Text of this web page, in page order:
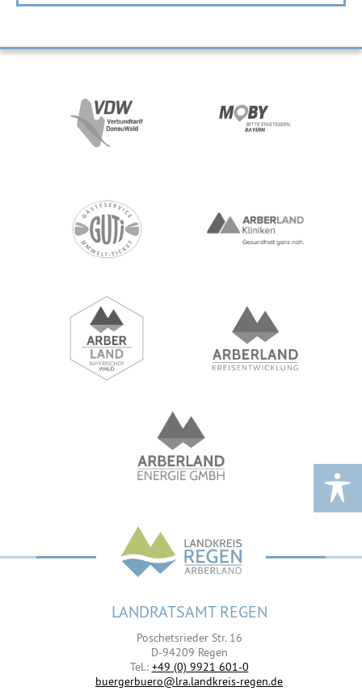
LANDRATSAMT REGEN
Poschetsrieder Str. 16
D-94209 Regen
Tel.: +49 (0) 9921 601-0
buergerbuero@lra.landkreis-regen.de